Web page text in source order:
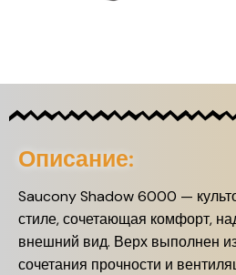
Описание:
Saucony Shadow 6000 —
стиле, сочетающая комфорт,
внешний вид. Верх выполнен
сочетания прочности и